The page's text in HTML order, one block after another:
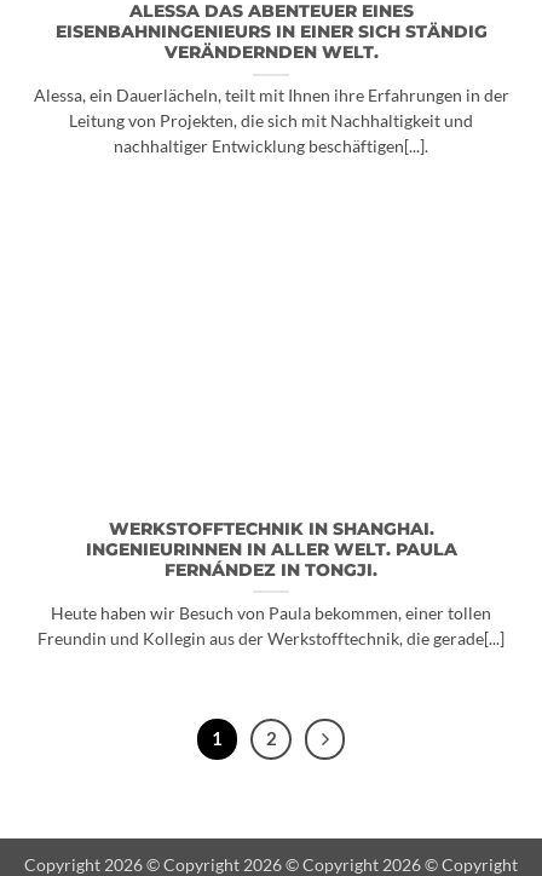
ALESSA DAS ABENTEUER EINES
EISENBAHNINGENIEURS IN EINER SICH STÄNDIG
VERÄNDERNDEN WELT.
Alessa, ein Dauerlächeln, teilt mit Ihnen ihre Erfahrungen in der
Leitung von Projekten, die sich mit Nachhaltigkeit und
nachhaltiger Entwicklung beschäftigen[...].
WERKSTOFFTECHNIK IN SHANGHAI.
INGENIEURINNEN IN ALLER WELT. PAULA
FERNÁNDEZ IN TONGJI.
Heute haben wir Besuch von Paula bekommen, einer tollen
Freundin und Kollegin aus der Werkstofftechnik, die gerade[...]
1 2
Copyright 2026 © Copyright 2026 © Copyright 2026 © Copyright